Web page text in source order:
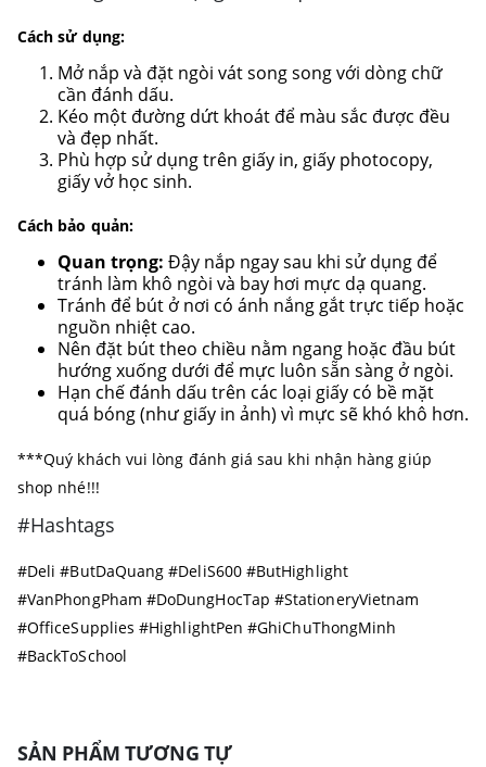
Cách sử dụng:
Mở nắp và đặt ngòi vát song song với dòng chữ
cần đánh dấu.
Kéo một đường dứt khoát để màu sắc được đều
và đẹp nhất.
Phù hợp sử dụng trên giấy in, giấy photocopy,
giấy vở học sinh.
Cách bảo quản:
Quan trọng: Đậy nắp ngay sau khi sử dụng để
tránh làm khô ngòi và bay hơi mực dạ quang.
Tránh để bút ở nơi có ánh nắng gắt trực tiếp hoặc
nguồn nhiệt cao.
Nên đặt bút theo chiều nằm ngang hoặc đầu bút
hướng xuống dưới để mực luôn sẵn sàng ở ngòi.
Hạn chế đánh dấu trên các loại giấy có bề mặt
quá bóng (như giấy in ảnh) vì mực sẽ khó khô hơn.
***Quý khách vui lòng đánh giá sau khi nhận hàng giúp
shop nhé!!!
#Hashtags
#Deli #ButDaQuang #DeliS600 #ButHighlight
#VanPhongPham #DoDungHocTap #StationeryVietnam
#OfficeSupplies #HighlightPen #GhiChuThongMinh
#BackToSchool
SẢN PHẨM TƯƠNG TỰ